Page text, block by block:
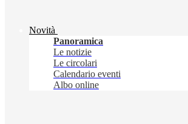
Novità
Panoramica
Le notizie
Le circolari
Calendario eventi
Albo online